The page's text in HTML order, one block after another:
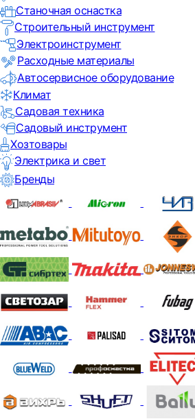
Станочная оснастка
Строительный инструмент
Электроинструмент
Расходные материалы
Автосервисное оборудование
Климат
Садовая техника
Садовый инструмент
Хозтовары
Электрика и свет
Бренды